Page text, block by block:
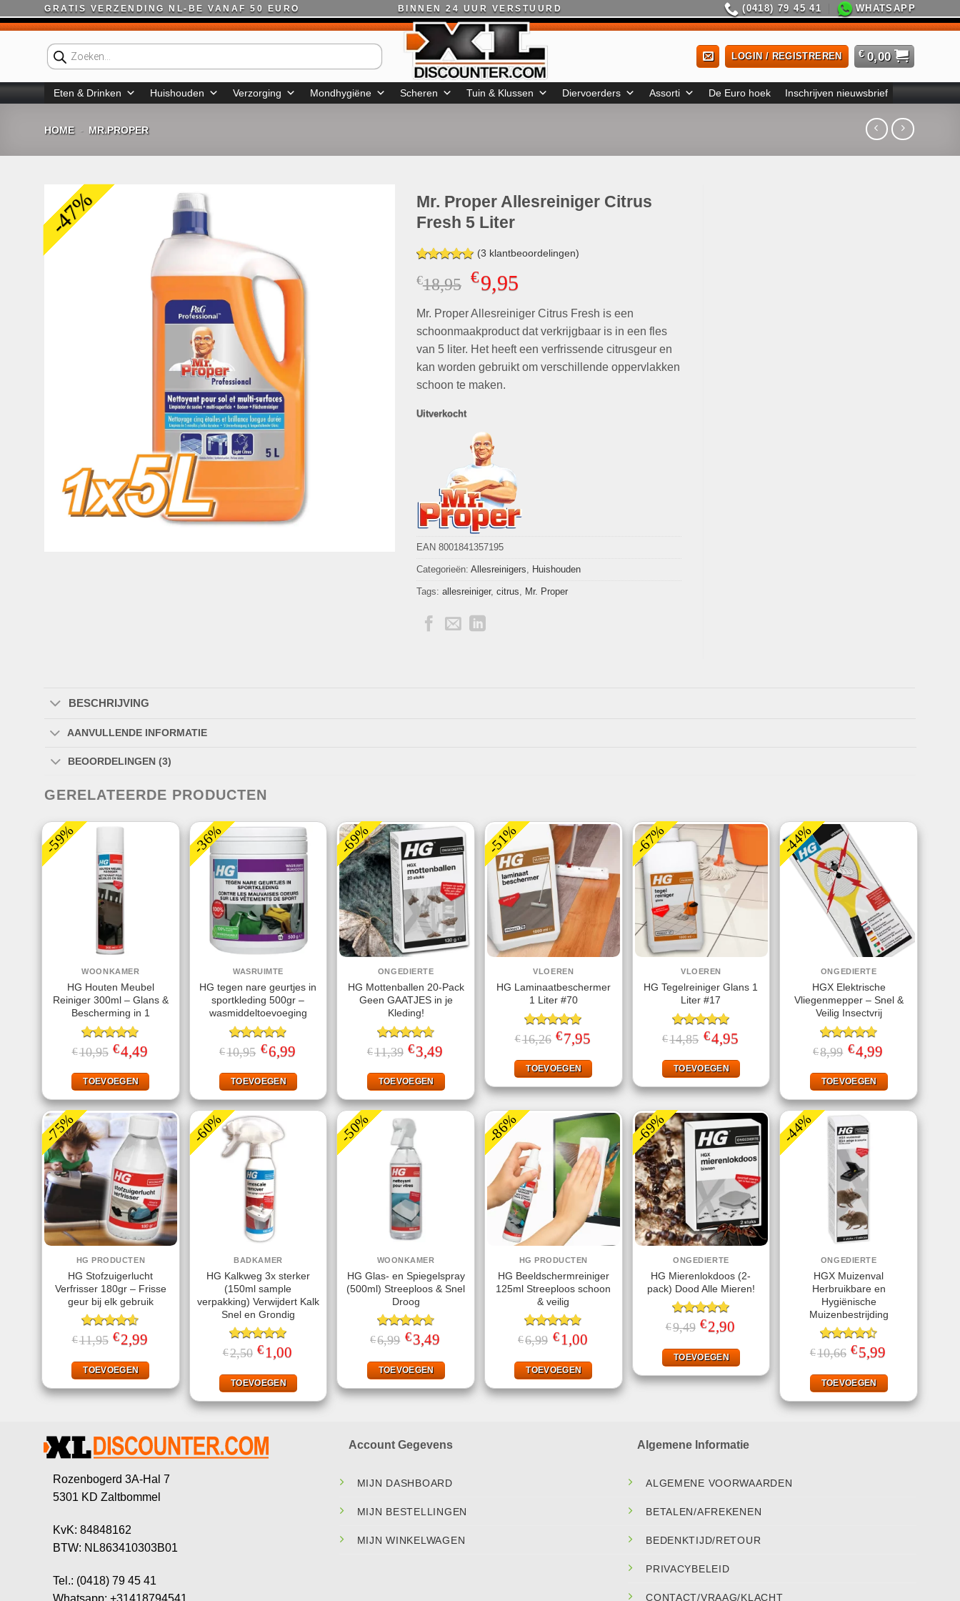
naar
GRATIS VERZENDING NL-BE VANAF 50 EURO BINNEN 24 UUR VERSTUURD (0418) 79 45 41 WHATSAPP
Producten
zoeken
LOGIN / REGISTREREN € 0,00
Eten & Drinken Huishouden Verzorging Mondhygiëne Scheren Tuin & Klussen Diervoerders Assorti De Euro hoek Inschrijven nieuwsbrief
HOME - MR.PROPER
-47%
Mr. Proper Allesreiniger Citrus
Fresh 5 Liter
Gewaardeerd
5.00op 5
gebaseerd
waarderingen
(3 klantbeoordelingen)
€18,95 Oorspronkelijke
prijs
was:
€18,95.
€9,95Huidige
is:
€9,95.
Mr. Proper Allesreiniger Citrus Fresh is een
schoonmaakproduct dat verkrijgbaar is in een fles
van 5 liter. Het heeft een verfrissende citrusgeur en
kan worden gebruikt om verschillende oppervlakken
schoon te maken.
Uitverkocht
EAN 8001841357195
Categorieën: Allesreinigers, Huishouden
Tags: allesreiniger, citrus, Mr. Proper
BESCHRIJVING
AANVULLENDE INFORMATIE
BEOORDELINGEN (3)
GERELATEERDE PRODUCTEN
-59%
WOONKAMER
HG Houten Meubel
Reiniger 300ml – Glans &
Bescherming in 1
Gewaardeerd
4.75 uit 5
€10,95 Oorspronkelijke
prijs
€10,95.
€4,49
€4,49.
TOEVOEGEN
-36%
WASRUIMTE
HG tegen nare geurtjes in
sportkleding 500gr –
wasmiddeltoevoeging
Gewaardeerd
4.89 uit 5
€10,95 Oorspronkelijke
prijs
€10,95.
€6,99Huidige
€6,99.
TOEVOEGEN
-69%
ONGEDIERTE
HG Mottenballen 20-Pack
Geen GAATJES in je
Kleding!
Gewaardeerd
4.63uit 5
€11,39 Oorspronkelijke
prijs
€11,39.
€3,49
€3,49.
TOEVOEGEN
-51%
VLOEREN
HG Laminaatbeschermer
1 Liter #70
Gewaardeerd
5.00 uit 5
€16,26 Oorspronkelijke
prijs
€16,26.
€7,95
€7,95.
TOEVOEGEN
-67%
VLOEREN
HG Tegelreiniger Glans 1
Liter #17
Gewaardeerd
5.00uit 5
€14,85 Oorspronkelijke
prijs
€14,85.
€4,95prijs
€4,95.
TOEVOEGEN
-44%
ONGEDIERTE
HGX Elektrische
Vliegenmepper – Snel &
Veilig Insectvrij
Gewaardeerd
4.70uit 5
€8,99 Oorspronkelijke
prijs
€8,99.
€4,99Huidige
€4,99.
TOEVOEGEN
-75%
HG PRODUCTEN
HG Stofzuigerlucht
Verfrisser 180gr – Frisse
geur bij elk gebruik
Gewaardeerd
4.57 uit 5
€11,95 Oorspronkelijke
prijs
€11,95.
€2,99
€2,99.
TOEVOEGEN
-60%
BADKAMER
HG Kalkweg 3x sterker
(150ml sample
verpakking) Verwijdert Kalk
Snel en Grondig
Gewaardeerd
5.00uit 5
€2,50 Oorspronkelijke
prijs
€2,50.
€ 1,00
€1,00.
TOEVOEGEN
-50%
WOONKAMER
HG Glas- en Spiegelspray
(500ml) Streeploos & Snel
Droog
Gewaardeerd
4.67uit 5
€6,99 Oorspronkelijke
prijs
€6,99.
€3,49Huidige
€3,49.
TOEVOEGEN
-86%
HG PRODUCTEN
HG Beeldschermreiniger
125ml Streeploos schoon
& veilig
Gewaardeerd
4.78uit 5
€6,99 Oorspronkelijke
prijs
€6,99.
€ 1,00Huidige
€1,00.
TOEVOEGEN
-69%
ONGEDIERTE
HG Mierenlokdoos (2-
pack) Dood Alle Mieren!
Gewaardeerd
5.00uit 5
€9,49 Oorspronkelijke
prijs
€9,49.
€2,90
€2,90.
TOEVOEGEN
-44%
ONGEDIERTE
HGX Muizenval
Herbruikbare en
Hygiënische
Muizenbestrijding
Gewaardeerd
4.47 uit 5
€10,66 Oorspronkelijke
prijs
€10,66.
€5,99
€5,99.
TOEVOEGEN
Rozenbogerd 3A-Hal 7
5301 KD Zaltbommel
KvK: 84848162
BTW: NL863410303B01
Tel.: (0418) 79 45 41
Whatsapp: +31418794541
Account Gegevens
MIJN DASHBOARD
MIJN BESTELLINGEN
MIJN WINKELWAGEN
Algemene Informatie
ALGEMENE VOORWAARDEN
BETALEN/AFREKENEN
BEDENKTIJD/RETOUR
PRIVACYBELEID
CONTACT/VRAAG/KLACHT